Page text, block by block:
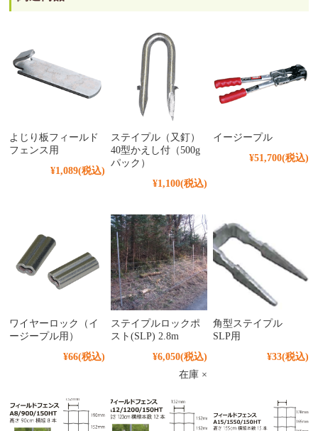
よじり板フィールド
フェンス用
¥1,089(税込)
ステイプル（又釘）
40型かえし付（500g
パック）
¥1,100(税込)
イージープル
¥51,700(税込)
ワイヤーロック（イ
ージープル用）
¥66(税込)
ステイプルロックポ
スト(SLP) 2.8m
¥6,050(税込)
在庫 ×
角型ステイプル
SLP用
¥33(税込)